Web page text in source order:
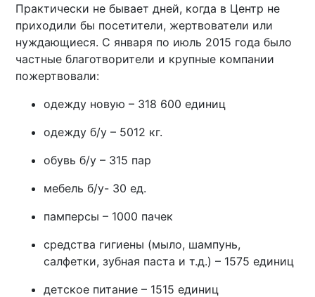
Практически не бывает дней, когда в Центр не
приходили бы посетители, жертвователи или
нуждающиеся. С января по июль 2015 года было
частные благотворители и крупные компании
пожертвовали:
одежду новую – 318 600 единиц
одежду б/у – 5012 кг.
обувь б/у – 315 пар
мебель б/у- 30 ед.
памперсы – 1000 пачек
средства гигиены (мыло, шампунь,
салфетки, зубная паста и т.д.) – 1575 единиц
детское питание – 1515 единиц